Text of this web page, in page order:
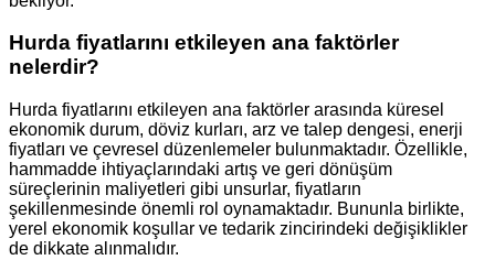
Hurda fiyatlarını etkileyen ana faktörler
nelerdir?
Hurda fiyatlarını etkileyen ana faktörler arasında küresel
ekonomik durum, döviz kurları, arz ve talep dengesi, enerji
fiyatları ve çevresel düzenlemeler bulunmaktadır. Özellikle,
hammadde ihtiyaçlarındaki artış ve geri dönüşüm
süreçlerinin maliyetleri gibi unsurlar, fiyatların
şekillenmesinde önemli rol oynamaktadır. Bununla birlikte,
yerel ekonomik koşullar ve tedarik zincirindeki değişiklikler
de dikkate alınmalıdır.